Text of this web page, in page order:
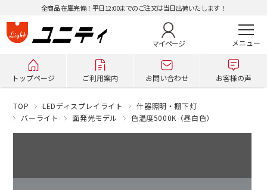
全商品 在庫完備！平日12:00までのご注文は当日出荷いたします！
マイページ
トップページ ご利用案内 お問い合わせ お客様の声
TOP LEDディスプレイライト
什器照明・棚下灯
バーライト
面発光モデル 色温度5000K（昼白色）